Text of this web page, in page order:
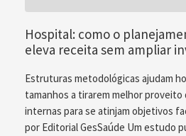
Hospital: como o
eleva receita sem ampliar
Estruturas metodológicas ajudam
tamanhos a tirarem melhor proveito
internas para se atinjam objetivos
por Editorial GesSaúde Um estudo